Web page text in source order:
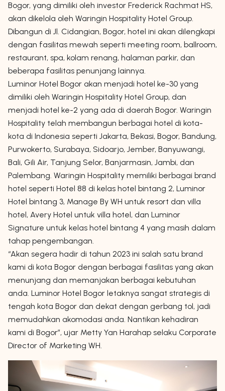
Bogor, yang dimiliki oleh investor Frederick Rachmat HS,
akan dikelola oleh Waringin Hospitality Hotel Group.
Dibangun di Jl. Cidangian, Bogor, hotel ini akan dilengkapi
dengan fasilitas mewah seperti meeting room, ballroom,
restaurant, spa, kolam renang, halaman parkir, dan
beberapa fasilitas penunjang lainnya.
Luminor Hotel Bogor akan menjadi hotel ke-30 yang
dimiliki oleh Waringin Hospitality Hotel Group, dan
menjadi hotel ke-2 yang ada di daerah Bogor. Waringin
Hospitality telah membangun berbagai hotel di kota-
kota di Indonesia seperti Jakarta, Bekasi, Bogor, Bandung,
Purwokerto, Surabaya, Sidoarjo, Jember, Banyuwangi,
Bali, Gili Air, Tanjung Selor, Banjarmasin, Jambi, dan
Palembang. Waringin Hospitality memiliki berbagai brand
hotel seperti Hotel 88 di kelas hotel bintang 2, Luminor
Hotel bintang 3, Manage By WH untuk resort dan villa
hotel, Avery Hotel untuk villa hotel, dan Luminor
Signature untuk kelas hotel bintang 4 yang masih dalam
tahap pengembangan.
“Akan segera hadir di tahun 2023 ini salah satu brand
kami di kota Bogor dengan berbagai fasilitas yang akan
menunjang dan memanjakan berbagai kebutuhan
anda. Luminor Hotel Bogor letaknya sangat strategis di
tengah kota Bogor dan dekat dengan gerbang tol, jadi
memudahkan akomodasi anda. Nantikan kehadiran
kami di Bogor”, ujar Metty Yan Harahap selaku Corporate
Director of Marketing WH.